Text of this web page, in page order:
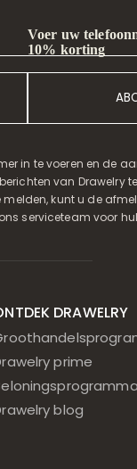
Voer uw
10% korting
in te voeren en de
van Drawelry
melden, kunt u de
serviceteam voor
DRAWELRY
prime
blog